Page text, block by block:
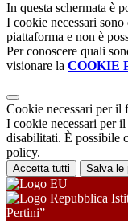
In questa schermata è
I cookie necessari
piattaforma e non è
Per conoscere quali
visionare la COOKIE
Cookie necessari per il
I cookie necessari per
disabilitati. È possibile
policy.
Accetta tutti Salva le
Pertini”